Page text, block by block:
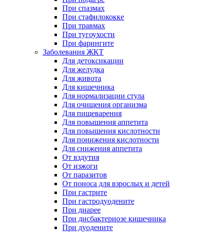
При спазмах
При стафилококке
При травмах
При тугоухости
При фарингите
Заболевания ЖКТ
Для детоксикации
Для желудка
Для живота
Для кишечника
Для нормализации стула
Для очищения организма
Для пищеварения
Для повышения аппетита
Для повышения кислотности
Для понижения кислотности
Для снижения аппетита
От вздутия
От изжоги
От паразитов
От поноса для взрослых и детей
При гастрите
При гастродуодените
При диарее
При дисбактериозе кишечника
При дуодените